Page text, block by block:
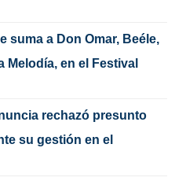
suma a Don Omar, Beéle,
Melodía, en el Festival
rechazó presunto
su gestión en el